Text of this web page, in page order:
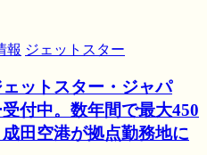
報 ジェットスター
ットスター・ジャパ
付中。数年間で最大450
田空港が拠点勤務地に